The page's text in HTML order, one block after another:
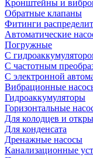
Кронштейны и
Обратные клапаны
Фитинги
Автоматические
Погружные
С
С частотным
С электронной
Вибрационные
Гидроаккумуляторы
Горизонтальные
Для колодцев и
Для конденсата
Дренажные насосы
Канализационные